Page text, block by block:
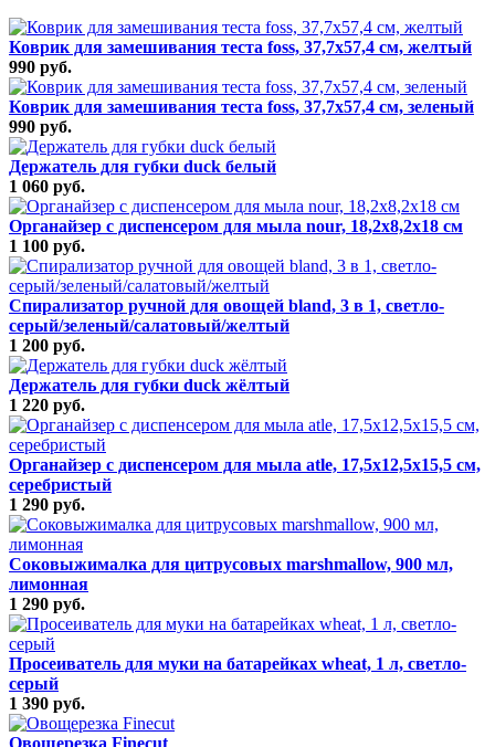
Коврик для замешивания теста foss, 37,7х57,4 см, желтый
990 руб.
Коврик для замешивания теста foss, 37,7х57,4 см, зеленый
990 руб.
Держатель для губки duck белый
1 060 руб.
Органайзер с диспенсером для мыла nour, 18,2х8,2х18 см
1 100 руб.
Спирализатор ручной для овощей bland, 3 в 1, светло-
серый/зеленый/салатовый/желтый
1 200 руб.
Держатель для губки duck жёлтый
1 220 руб.
Органайзер с диспенсером для мыла atle, 17,5х12,5х15,5 см,
серебристый
1 290 руб.
Соковыжималка для цитрусовых marshmallow, 900 мл,
лимонная
1 290 руб.
Просеиватель для муки на батарейках wheat, 1 л, светло-
серый
1 390 руб.
Овощерезка Finecut